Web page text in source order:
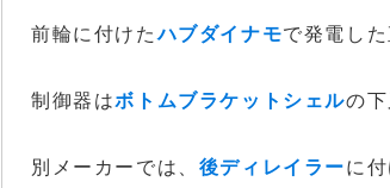
前輪に付けたハブダイナモで発電し
制御器はボトムブラケットシェルの
別メーカーでは、 後ディレイラーに